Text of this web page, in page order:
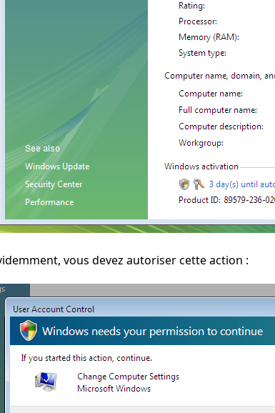
vous devez autoriser cette action :